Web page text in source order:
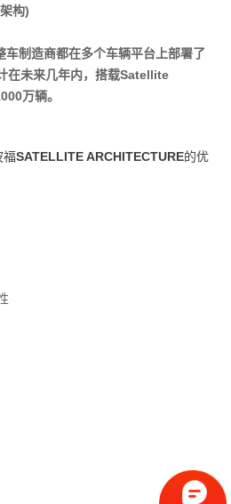
构)
车制造商都在多个车辆平台上部署了
未来几年内，搭载Satellite
万辆。
福SATELLITE ARCHITECTURE的优